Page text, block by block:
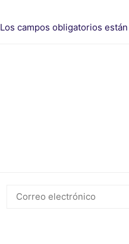
Los campos obligatorios